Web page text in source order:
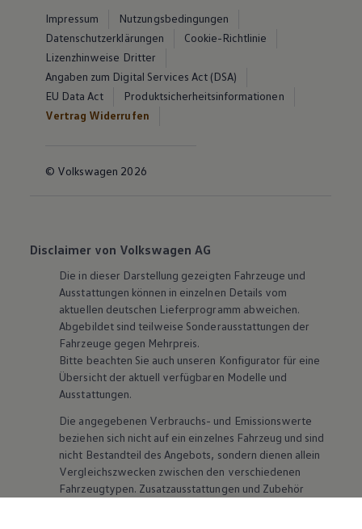
Impressum
Nutzungsbedingungen
Datenschutzerklärungen
Cookie-Richtlinie
Lizenzhinweise Dritter
Angaben zum Digital Services Act (DSA)
EU Data Act
Produktsicherheitsinformationen
Vertrag Widerrufen
© Volkswagen 2026
Disclaimer von Volkswagen AG
Die in dieser Darstellung gezeigten Fahrzeuge und
Ausstattungen können in einzelnen Details vom
aktuellen deutschen Lieferprogramm abweichen.
Abgebildet sind teilweise Sonderausstattungen der
Fahrzeuge gegen Mehrpreis.
Bitte beachten Sie auch unseren Konfigurator für eine
Übersicht der aktuell verfügbaren Modelle und
Ausstattungen.
Die angegebenen Verbrauchs- und Emissionswerte
beziehen sich nicht auf ein einzelnes Fahrzeug und sind
nicht Bestandteil des Angebots, sondern dienen allein
Vergleichszwecken zwischen den verschiedenen
Fahrzeugtypen. Zusatzausstattungen und Zubehör